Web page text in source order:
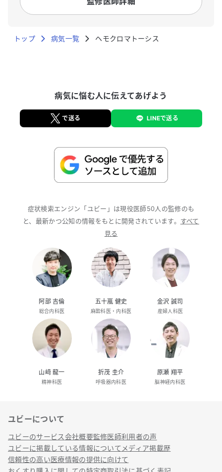
に、患者様が戸惑いや不安を感じる場面に何度も出会
いました。医療機関で提供される膨大な情報を前に、
自身の病気や体、そして健康について、一人でも多く
努めてまいります。 【経歴】 新潟大学医学部卒。
大学院医歯学総合研究科消化器内科学分野にて博士取
得。 2022年からユビーに入社し、横浜市で健診内視
トップ 病気一覧 ヘモクロマトーシス
病気に悩む人に伝えてあげよう
で送る LINEで送る
症状検索エンジン「ユビー」は現役医師50人の監修のも
と、最新かつ公知の情報をもとに開発されています。 すべて
見る
阿部 吉倫
総合内科医
五十嵐 健史
麻酔科医・内科医
金沢 誠司
産婦人科医
山﨑 龍一
精神科医
折茂 圭介
呼吸器内科医
原瀬 翔平
脳神経内科医
リンク
ユビーについて
ユビーのサービス会社概要監修医師利用者の声
ユビーに掲載している情報についてメディア掲載歴
信頼性の高い医療情報の提供に向けて